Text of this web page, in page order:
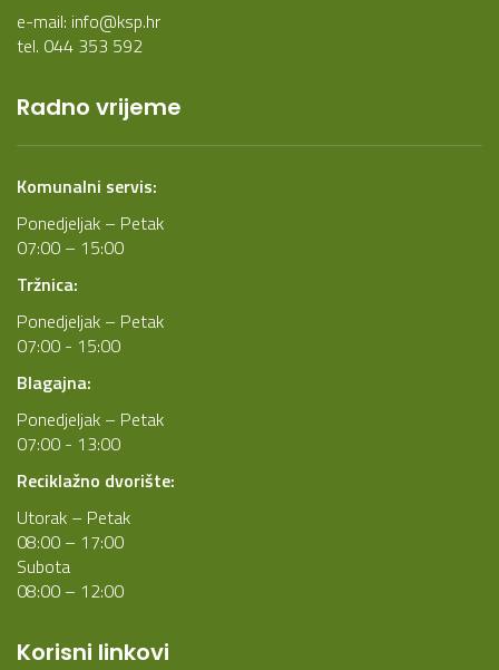
e-mail: info@ksp.hr
tel. 044 353 592
Radno vrijeme
Komunalni servis:
Ponedjeljak – Petak
07:00 – 15:00
Tržnica:
Ponedjeljak – Petak
07:00 - 15:00
Blagajna:
Ponedjeljak – Petak
07:00 - 13:00
Reciklažno dvorište:
Utorak – Petak
08:00 – 17:00
Subota
08:00 – 12:00
Korisni linkovi